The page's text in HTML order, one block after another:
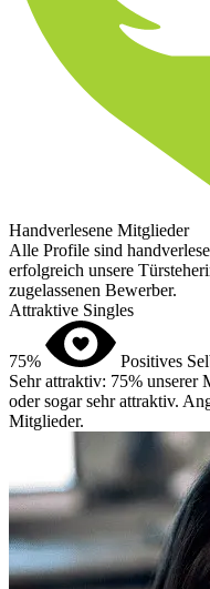
Handverlesene Mitglieder
Alle Profile sind
erfolgreich unsere
zugelassenen Bewerber.
Attraktive Singles
75%
Positives
Sehr attraktiv: 75% unserer
oder sogar sehr attraktiv.
Mitglieder.